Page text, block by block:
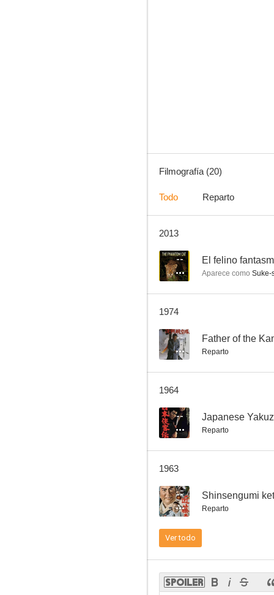
--
Filmografía (20)
Todo Reparto
2013
-- El felino
Aparece como Suke-
1974
-- Father of the
Reparto
1964
-- Japanese
Reparto
1963
-- Shinsengumi
Reparto
Ver todo